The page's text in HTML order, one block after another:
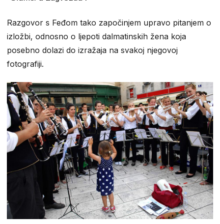
Razgovor s Feđom tako započinjem upravo pitanjem o
izložbi, odnosno o ljepoti dalmatinskih žena koja
posebno dolazi do izražaja na svakoj njegovoj
fotografiji.